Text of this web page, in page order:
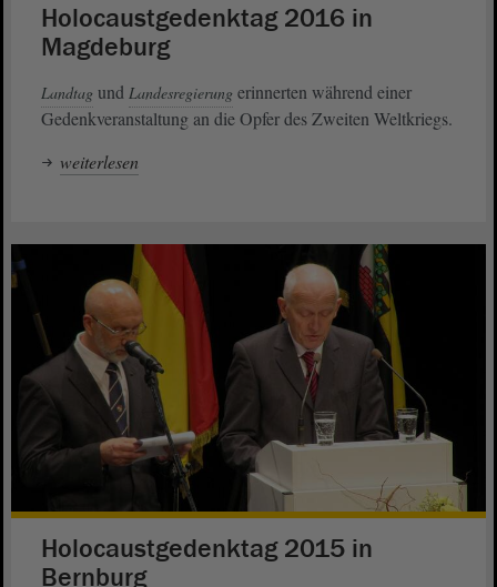
Holocaustgedenktag 2016 in
Magdeburg
Landtag und Landesregierung erinnerten während einer
Gedenkveranstaltung an die Opfer des Zweiten Weltkriegs.
weiterlesen
Holocaustgedenktag 2015 in
Bernburg